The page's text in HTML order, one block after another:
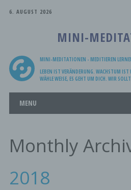
6. AUGUST 2026
MINI-
MINI-MEDITATIONEN - MEDITIEREN
LEBEN IST VERÄNDERUNG. WACHSTUM IST
WÄHLE WEISE, ES GEHT UM DICH. WIR
Main menu
MENU
Monthly
2018